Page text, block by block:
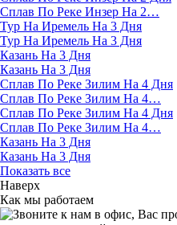
Сплав По Реке Инзер На 2…
Тур На Иремель На 3 Дня
Тур На Иремель На 3 Дня
Казань На 3 Дня
Казань На 3 Дня
Сплав По Реке Зилим На 4 Дня
Сплав По Реке Зилим На 4…
Сплав По Реке Зилим На 4 Дня
Сплав По Реке Зилим На 4…
Казань На 3 Дня
Казань На 3 Дня
Показать все
Наверх
Как мы работаем